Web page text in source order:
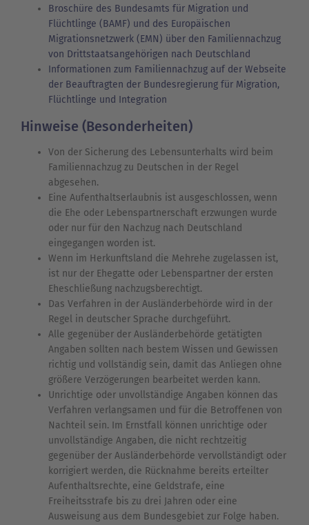
Broschüre des Bundesamts für Migration und
Flüchtlinge (BAMF) und des Europäischen
Migrationsnetzwerk (EMN) über den Familiennachzug
von Drittstaatsangehörigen nach Deutschland
Informationen zum Familiennachzug auf der Webseite
der Beauftragten der Bundesregierung für Migration,
Flüchtlinge und Integration
Hinweise (Besonderheiten)
Von der Sicherung des Lebensunterhalts wird beim
Familiennachzug zu Deutschen in der Regel
abgesehen.
Eine Aufenthaltserlaubnis ist ausgeschlossen, wenn
die Ehe oder Lebenspartnerschaft erzwungen wurde
oder nur für den Nachzug nach Deutschland
eingegangen worden ist.
Wenn im Herkunftsland die Mehrehe zugelassen ist,
ist nur der Ehegatte oder Lebenspartner der ersten
Eheschließung nachzugsberechtigt.
Das Verfahren in der Ausländerbehörde wird in der
Regel in deutscher Sprache durchgeführt.
Alle gegenüber der Ausländerbehörde getätigten
Angaben sollten nach bestem Wissen und Gewissen
richtig und vollständig sein, damit das Anliegen ohne
größere Verzögerungen bearbeitet werden kann.
Unrichtige oder unvollständige Angaben können das
Verfahren verlangsamen und für die Betroffenen von
Nachteil sein. Im Ernstfall können unrichtige oder
unvollständige Angaben, die nicht rechtzeitig
gegenüber der Ausländerbehörde vervollständigt oder
korrigiert werden, die Rücknahme bereits erteilter
Aufenthaltsrechte, eine Geldstrafe, eine
Freiheitsstrafe bis zu drei Jahren oder eine
Ausweisung aus dem Bundesgebiet zur Folge haben.